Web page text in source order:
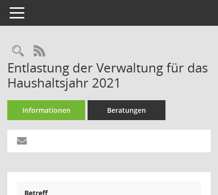
Toggle navigation
Rechercheauswahl
RSS-Feed
Entlastung der Verwaltung für das
Haushaltsjahr 2021
Informationen Beratungen
Betreff